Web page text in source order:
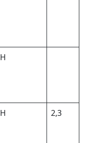
Н
Н 2,3